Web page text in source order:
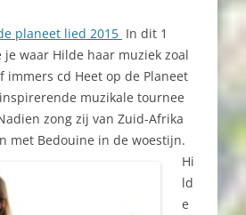
planeet lied 2015 In dit 1
waar Hilde haar muziek zoal
immers cd Heet op de Planeet
muzikale tournee
zong zij van Zuid-Afrika
met Bedouine in de woestijn.
Hi
ld
e